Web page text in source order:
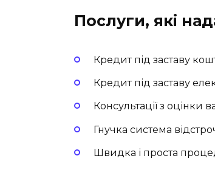
Послуги, які
Кредит під заставу
Кредит під заставу
Консультації з оцінки
Гнучка система
Швидка і проста